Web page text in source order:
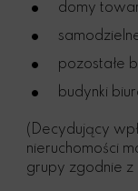
domy
pozostałe
budynki
(Decydujący
nieruchomości
grupy zgodnie z